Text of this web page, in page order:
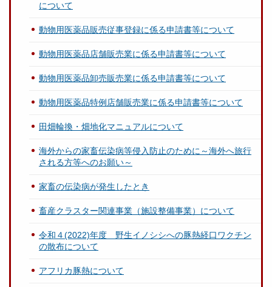
について
動物用医薬品販売従事登録に係る申請書等について
動物用医薬品店舗販売業に係る申請書等について
動物用医薬品卸売販売業に係る申請書等について
動物用医薬品特例店舗販売業に係る申請書等について
田畑輪換・畑地化マニュアルについて
海外からの家畜伝染病等侵入防止のために～海外へ旅行
される方等へのお願い～
家畜の伝染病が発生したとき
畜産クラスター関連事業（施設整備事業）について
令和４(2022)年度 野生イノシシへの豚熱経口ワクチン
の散布について
アフリカ豚熱について